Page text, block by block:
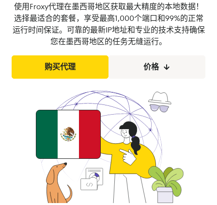
使用Froxy代理在墨西哥地区获取最大精度的本地数据！
选择最适合的套餐，享受最高1,000个端口和99%的正常
运行时间保证。可靠的最新IP地址和专业的技术支持确保
您在墨西哥地区的任务无缝运行。
购买代理 价格